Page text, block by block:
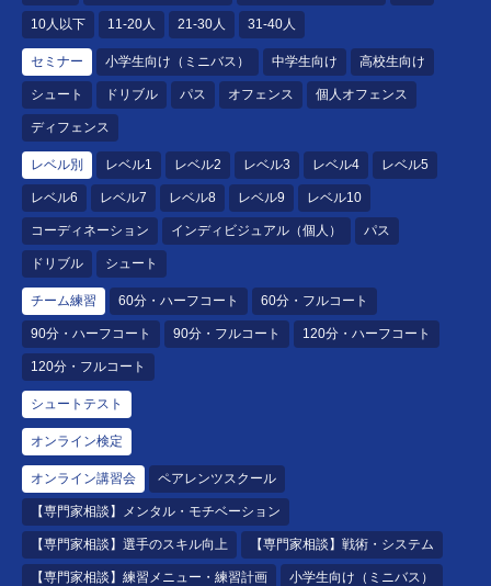
10人以下 11-20人 21-30人 31-40人
セミナー 小学生向け（ミニバス） 中学生向け 高校生向け
シュート ドリブル パス オフェンス 個人オフェンス
ディフェンス
レベル別 レベル1 レベル2 レベル3 レベル4 レベル5
レベル6 レベル7 レベル8 レベル9 レベル10
コーディネーション インディビジュアル（個人） パス
ドリブル シュート
チーム練習 60分・ハーフコート 60分・フルコート
90分・ハーフコート 90分・フルコート 120分・ハーフコート
120分・フルコート
シュートテスト
オンライン検定
オンライン講習会 ペアレンツスクール
【専門家相談】メンタル・モチベーション
【専門家相談】選手のスキル向上 【専門家相談】戦術・システム
【専門家相談】練習メニュー・練習計画 小学生向け（ミニバス）